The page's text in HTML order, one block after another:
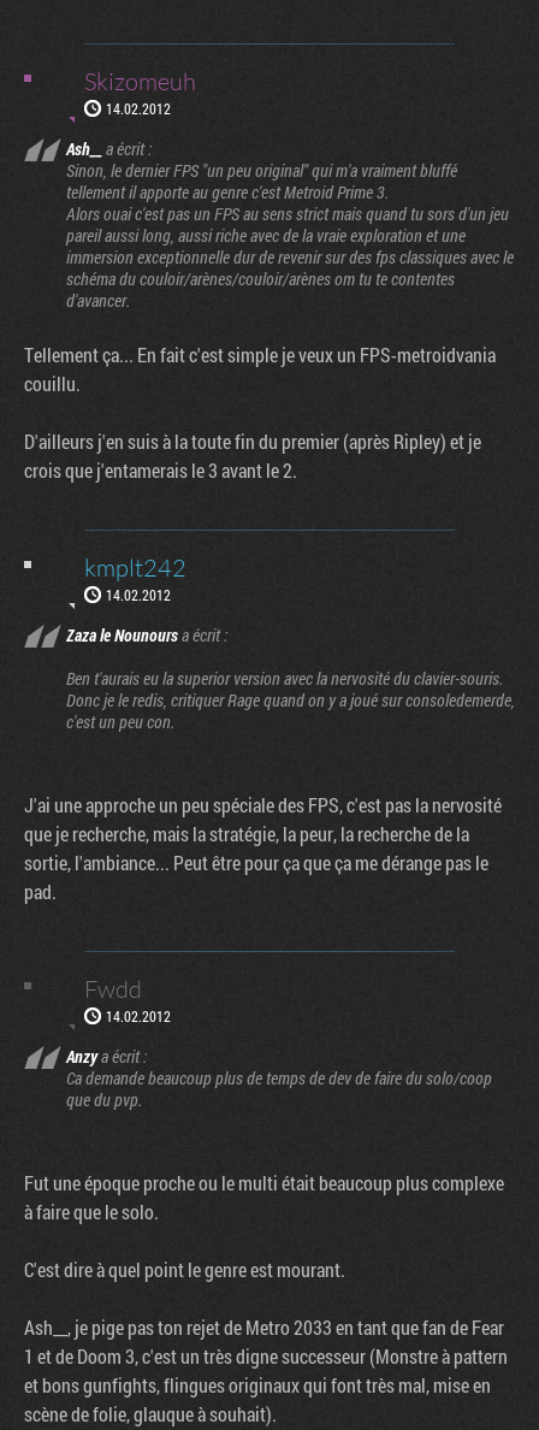
Skizomeuh
14.02.2012
Ash__
a écrit :
Sinon, le dernier FPS "un peu original" qui m'a vraiment bluffé
tellement il apporte au genre c'est Metroid Prime 3.
Alors ouai c'est pas un FPS au sens strict mais quand tu sors d'un jeu
pareil aussi long, aussi riche avec de la vraie exploration et une
immersion exceptionnelle dur de revenir sur des fps classiques avec le
schéma du couloir/arènes/couloir/arènes om tu te contentes
d'avancer.
Tellement ça... En fait c'est simple je veux un FPS-metroidvania
couillu.
D'ailleurs j'en suis à la toute fin du premier (après Ripley) et je
crois que j'entamerais le 3 avant le 2.
kmplt242
14.02.2012
Zaza le Nounoursa écrit :
Ben t'aurais eu la superior version avec la nervosité du clavier-souris.
Donc je le redis, critiquer Rage quand on y a joué sur consoledemerde,
c'est un peu con.
J'ai une approche un peu spéciale des FPS, c'est pas la nervosité
que je recherche, mais la stratégie, la peur, la recherche de la
sortie, l'ambiance... Peut être pour ça que ça me dérange pas le
pad.
Fwdd
14.02.2012
Anzya écrit :
Ca demande beaucoup plus de temps de dev de faire du solo/coop
que du pvp.
Fut une époque proche ou le multi était beaucoup plus complexe
à faire que le solo.
C'est dire à quel point le genre est mourant.
Ash__, je pige pas ton rejet de Metro 2033 en tant que fan de Fear
1 et de Doom 3, c'est un très digne successeur (Monstre à pattern
et bons gunfights, flingues originaux qui font très mal, mise en
scène de folie, glauque à souhait).